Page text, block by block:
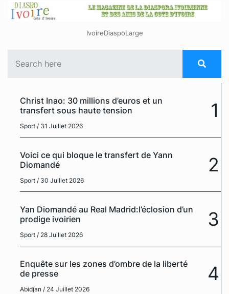
IvoireDiaspoLarge
Christ Inao: 30 millions d’euros et un
transfert sous haute tension
Sport / 31 Juillet 2026
1
Voici ce qui bloque le transfert de Yann
Diomandé
Sport / 30 Juillet 2026
2
Yan Diomandé au Real Madrid:l’éclosion d’un
prodige ivoirien
Sport / 28 Juillet 2026
3
Enquête sur les zones d’ombre de la liberté
de presse
Abidjan / 24 Juillet 2026
4